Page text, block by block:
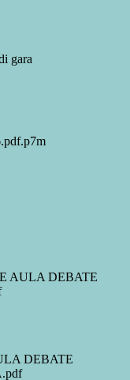
gara
AULA DEBATE
DEBATE